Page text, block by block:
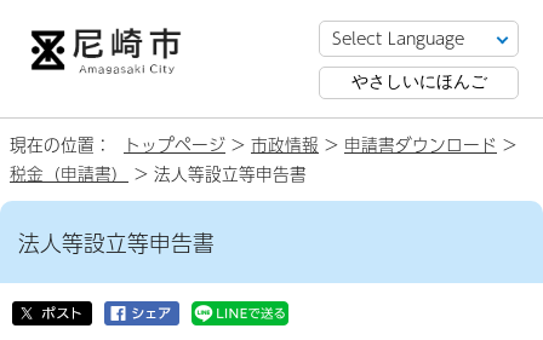
やさしいにほんご
現在の位置： トップページ > 市政情報 > 申請書ダウンロード >
税金（申請書）
> 法人等設立等申告書
法人等設立等申告書